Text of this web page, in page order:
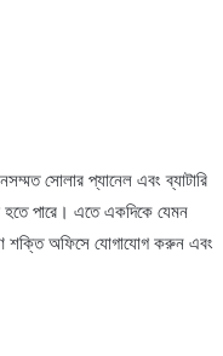
সোলার প্যানেল এবং ব্যাটারি
পারে। এতে একদিকে যেমন
শক্তি অফিসে যোগাযোগ করুন এবং